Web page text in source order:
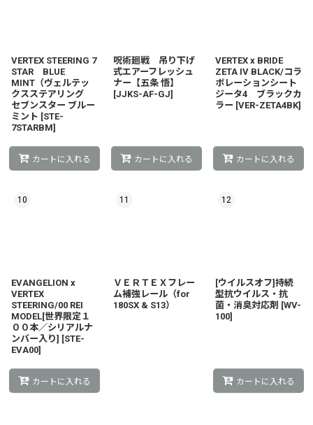
VERTEX STEERING 7
STAR BLUE
MINT（ヴェルテッ
クスステアリング
セブンスター ブルー
ミント [STE-
7STARBM]
カートに入れる
呪術廻戦 吊り下げ
式エアーフレッシュ
ナー【五条 悟】
[JJKS-AF-GJ]
カートに入れる
VERTEX x BRIDE
ZETA IV BLACK/コラ
ボレーションシート
ジータ4 ブラックカ
ラー [VER-ZETA4BK]
カートに入れる
10
EVANGELION x
VERTEX
STEERING/00 REI
MODEL[世界限定１
００本／シリアルナ
ンバー入り] [STE-
EVA00]
カートに入れる
11
ＶＥＲＴＥＸフレー
ム補強レール（for
180SX & S13）
12
[ウイルスオフ]持続
型抗ウイルス・抗
菌・消臭対応剤 [WV-
100]
カートに入れる